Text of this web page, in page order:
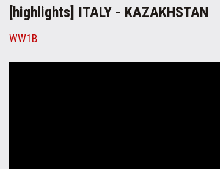
[highlights] ITALY - KAZAKHSTAN
WW1B